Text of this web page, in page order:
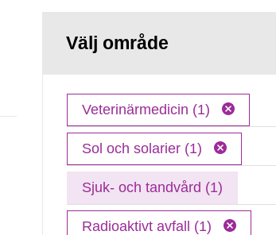
Välj område
Veterinärmedicin (1)
Sol och solarier (1)
Sjuk- och tandvård (1)
Radioaktivt avfall (1)